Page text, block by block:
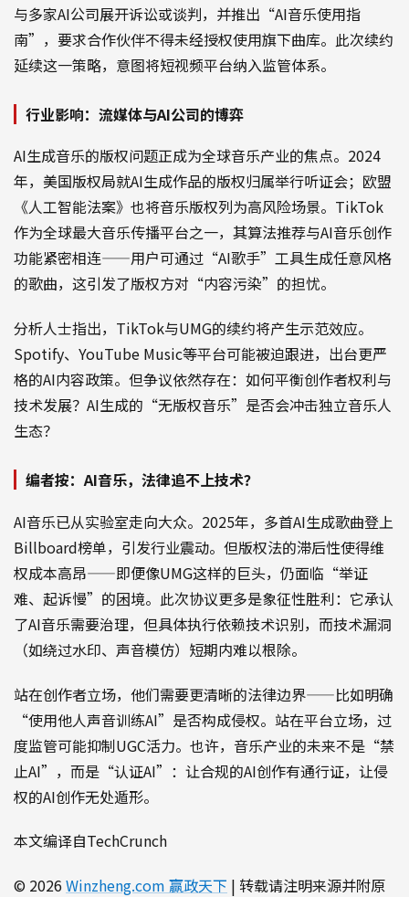
与多家AI公司展开诉讼或谈判，并推出“AI音乐使用指
南”，要求合作伙伴不得未经授权使用旗下曲库。此次续约
延续这一策略，意图将短视频平台纳入监管体系。
行业影响：流媒体与AI公司的博弈
AI生成音乐的版权问题正成为全球音乐产业的焦点。2024
年，美国版权局就AI生成作品的版权归属举行听证会；欧盟
《人工智能法案》也将音乐版权列为高风险场景。TikTok
作为全球最大音乐传播平台之一，其算法推荐与AI音乐创作
功能紧密相连——用户可通过“AI歌手”工具生成任意风格
的歌曲，这引发了版权方对“内容污染”的担忧。
分析人士指出，TikTok与UMG的续约将产生示范效应。
Spotify、YouTube Music等平台可能被迫跟进，出台更严
格的AI内容政策。但争议依然存在：如何平衡创作者权利与
技术发展？AI生成的“无版权音乐”是否会冲击独立音乐人
生态？
编者按：AI音乐，法律追不上技术？
AI音乐已从实验室走向大众。2025年，多首AI生成歌曲登上
Billboard榜单，引发行业震动。但版权法的滞后性使得维
权成本高昂——即便像UMG这样的巨头，仍面临“举证
难、起诉慢”的困境。此次协议更多是象征性胜利：它承认
了AI音乐需要治理，但具体执行依赖技术识别，而技术漏洞
（如绕过水印、声音模仿）短期内难以根除。
站在创作者立场，他们需要更清晰的法律边界——比如明确
“使用他人声音训练AI”是否构成侵权。站在平台立场，过
度监管可能抑制UGC活力。也许，音乐产业的未来不是“禁
止AI”，而是“认证AI”：让合规的AI创作有通行证，让侵
权的AI创作无处遁形。
本文编译自TechCrunch
© 2026 Winzheng.com 赢政天下 | 转载请注明来源并附原